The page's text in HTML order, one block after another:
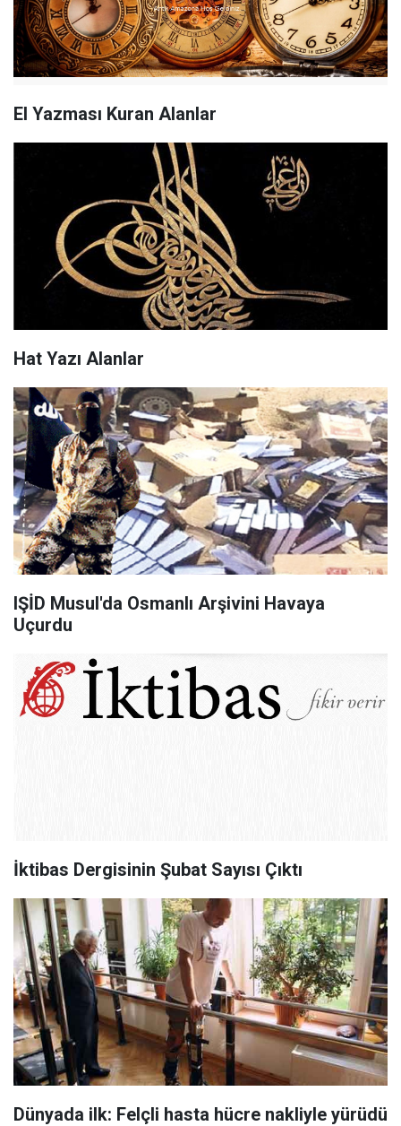
El Yazması Kuran Alanlar
Hat Yazı Alanlar
IŞİD Musul'da Osmanlı Arşivini Havaya
Uçurdu
İktibas Dergisinin Şubat Sayısı Çıktı
Dünyada ilk: Felçli hasta hücre nakliyle yürüdü